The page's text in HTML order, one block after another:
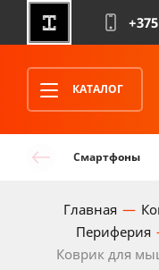
КАТАЛОГ
Смартфоны
Главная
Периферия
Коврик для